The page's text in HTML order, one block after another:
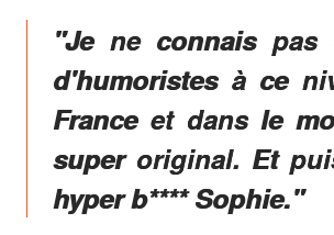
"Je ne connais pas
d'humoristes à ce
France et dans le
super original. Et
hyper b**** Sophie."